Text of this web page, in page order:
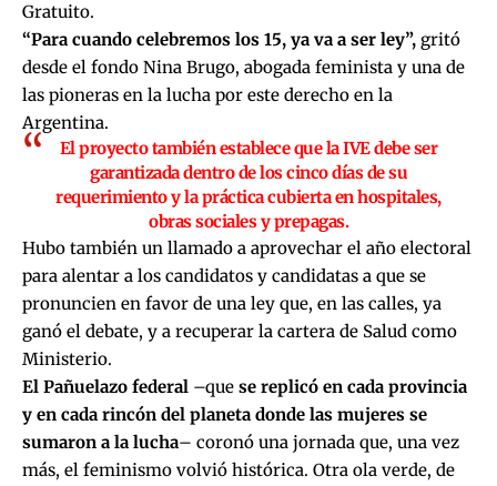
Gratuito.
“Para cuando celebremos los 15, ya va a ser ley”, gritó
desde el fondo Nina Brugo, abogada feminista y una de
las pioneras en la lucha por este derecho en la
Argentina.
El proyecto también establece que la IVE debe ser
garantizada dentro de los cinco días de su
requerimiento y la práctica cubierta en hospitales,
obras sociales y prepagas.
Hubo también un llamado a aprovechar el año electoral
para alentar a los candidatos y candidatas a que se
pronuncien en favor de una ley que, en las calles, ya
ganó el debate, y a recuperar la cartera de Salud como
Ministerio.
El Pañuelazo federal –que se replicó en cada provincia
y en cada rincón del planeta donde las mujeres se
sumaron a la lucha– coronó una jornada que, una vez
más, el feminismo volvió histórica. Otra ola verde, de